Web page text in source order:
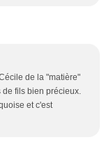
de la "matière"
de fils bien précieux.
et c'est